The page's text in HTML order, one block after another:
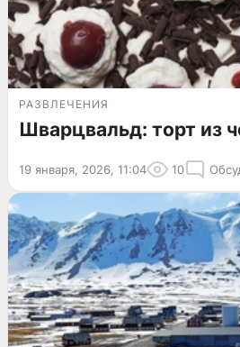
РАЗВЛЕЧЕНИЯ
Шварцвальд: торт из
19 января, 2026, 11:04 10